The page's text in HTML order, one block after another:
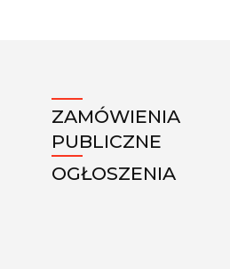
ZAMÓWIENIA
PUBLICZNE
OGŁOSZENIA